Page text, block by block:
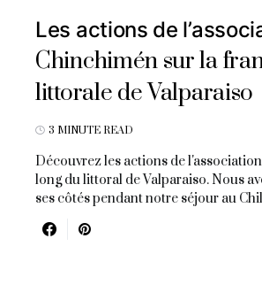
Les actions de
Chinchimén sur la
littorale de Valparaiso
3 MINUTE READ
Découvrez les actions de
long du littoral de Valparaiso. Nous
ses côtés pendant notre séjour au